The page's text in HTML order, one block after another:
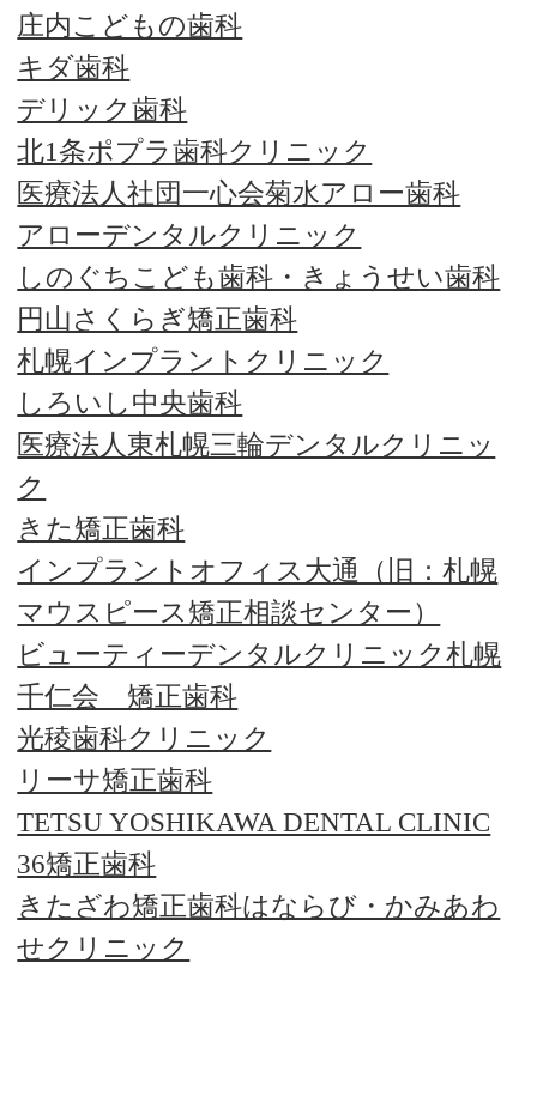
庄内こどもの歯科
キダ歯科
デリック歯科
北1条ポプラ歯科クリニック
医療法人社団一心会菊水アロー歯科
アローデンタルクリニック
しのぐちこども歯科・きょうせい歯科
円山さくらぎ矯正歯科
札幌インプラントクリニック
しろいし中央歯科
医療法人東札幌三輪デンタルクリニッ
ク
きた矯正歯科
インプラントオフィス大通（旧：札幌
マウスピース矯正相談センター）
ビューティーデンタルクリニック札幌
千仁会 矯正歯科
光稜歯科クリニック
リーサ矯正歯科
TETSU YOSHIKAWA DENTAL CLINIC
36矯正歯科
きたざわ矯正歯科はならび・かみあわ
せクリニック